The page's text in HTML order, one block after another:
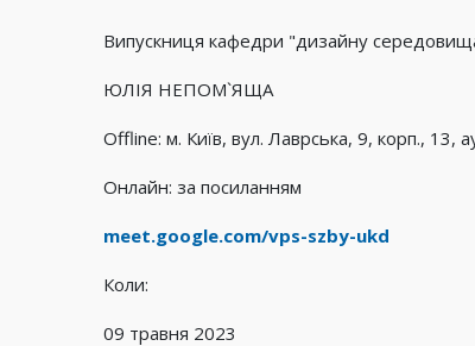
Випускниця кафедри "дизайну
ЮЛІЯ НЕПОМ`ЯЩА
Offline: м. Київ, вул. Лаврська, 9, корп., 13,
Онлайн: за посиланням
meet.google.com/vps-szby-ukd
Коли:
09 травня 2023